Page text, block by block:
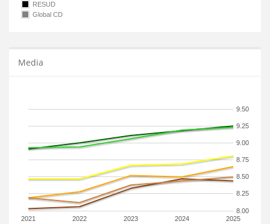
RESUD
Global CD
Media
2021 2022 2023 2024 2025
8.00
8.25
8.50
8.75
9.00
9.25
9.50